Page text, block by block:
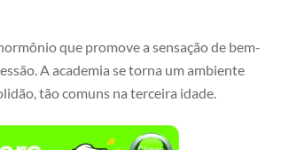
que promove a sensação de bem-
A academia se torna um ambiente
tão comuns na terceira idade.